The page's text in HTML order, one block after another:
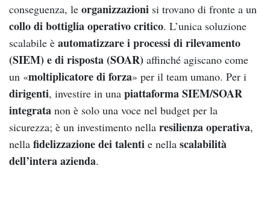
conseguenza, le organizzazioni si trovano di fronte a un
collo di bottiglia operativo critico. L’unica soluzione
scalabile è automatizzare i processi di rilevamento
(SIEM) e di risposta (SOAR) affinché agiscano come
un «moltiplicatore di forza» per il team umano. Per i
dirigenti, investire in una piattaforma SIEM/SOAR
integrata non è solo una voce nel budget per la
sicurezza; è un investimento nella resilienza operativa,
nella fidelizzazione dei talenti e nella scalabilità
dell’intera azienda.